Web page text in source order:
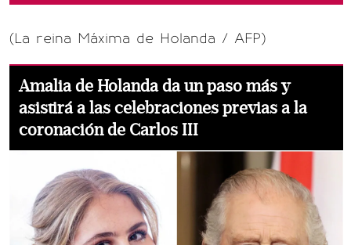
(La reina Máxima de Holanda / AFP)
Amalia de Holanda da un paso más y
asistirá a las celebraciones previas a la
coronación de Carlos III